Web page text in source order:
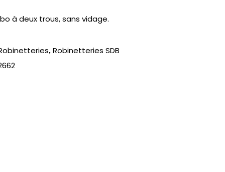
à deux trous, sans vidage.
, Robinetteries SDB